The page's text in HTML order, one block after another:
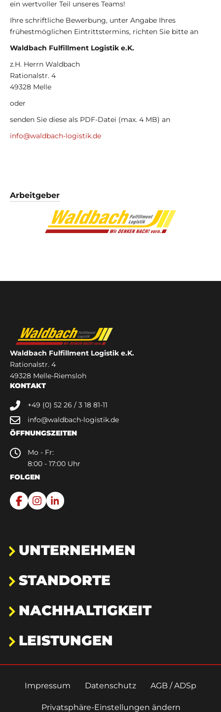
ein wertvoller Teil unseres Teams!
Ihre schriftliche Bewerbung, unter Angabe Ihres
frühestmöglichen Eintrittstermins, richten Sie bitte an
Waldbach Fulfillment Logistik e.K.
z.H. Herrn Waldbach
Rationalstr. 4
49328 Melle
oder
senden Sie diese als PDF-Datei (max. 4 MB) an
info@waldbach-logistik.de
Arbeitgeber
Waldbach Fulfillment Logistik e.K.
Rationalstr. 4
49328 Melle-Riemsloh
KONTAKT
+49 (0) 52 26 / 3 18 81-11
info@waldbach-logistik.de
ÖFFNUNGSZEITEN
Mo - Fr:
8:00 - 17:00 Uhr
FOLGEN
UNTERNEHMEN
STANDORTE
NACHHALTIGKEIT
LEISTUNGEN
Impressum Datenschutz AGB / ADSp
Privatsphäre-Einstellungen ändern